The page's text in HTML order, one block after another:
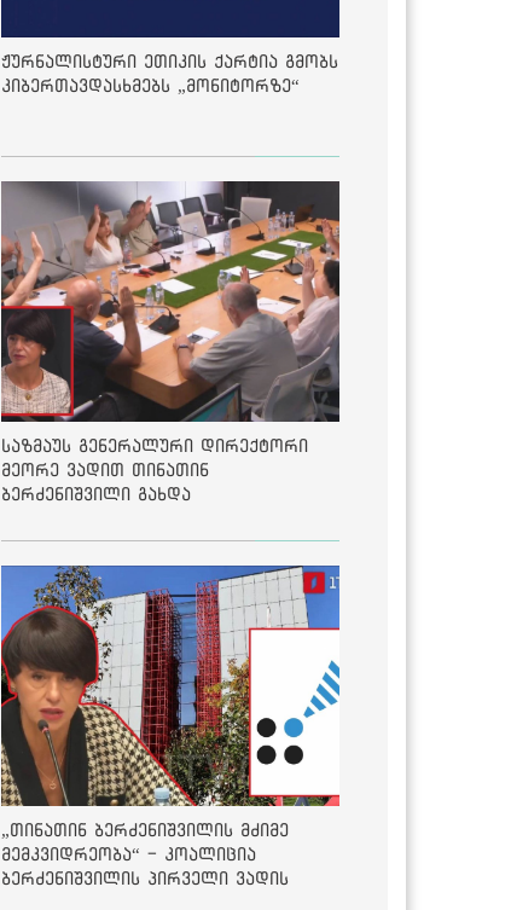
ჟურნალისტური ეთიკის ქარტია გმობს
კიბერთავდასხმებს „მონიტორზე“
საზმაუს გენერალური დირექტორი
მეორე ვადით თინათინ
ბერძენიშვილი გახდა
„თინათინ ბერძენიშვილის მძიმე
მემკვიდრეობა“ - კოალიცია
ბერძენიშვილის პირველი ვადის